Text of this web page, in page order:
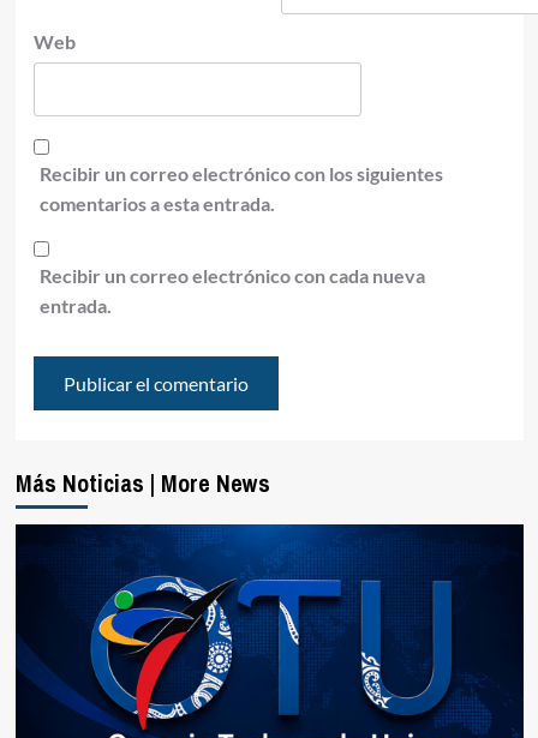
Web
Recibir un correo electrónico con los siguientes
comentarios a esta entrada.
Recibir un correo electrónico con cada nueva
entrada.
Más Noticias | More News